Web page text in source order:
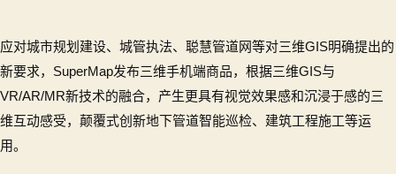
应对城市规划建设、城管执法、聪慧管道网等对三维GIS明确提出的
新要求，SuperMap发布三维手机端商品，根据三维GIS与
VR/AR/MR新技术的融合，产生更具有视觉效果感和沉浸于感的三
维互动感受，颠覆式创新地下管道智能巡检、建筑工程施工等运
用。